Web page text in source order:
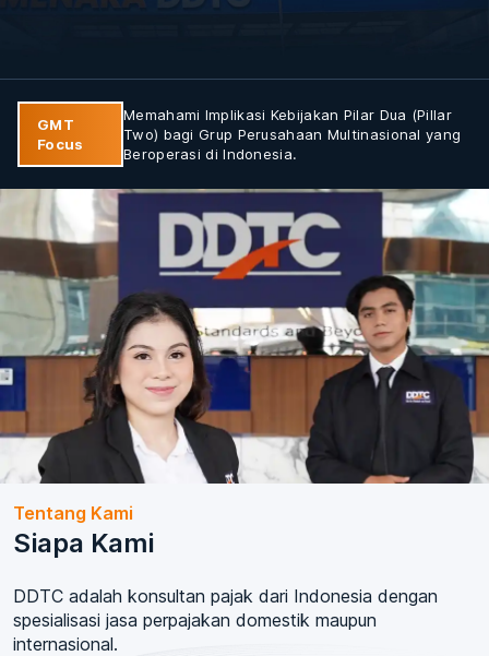
GMT
Focus
Memahami Implikasi Kebijakan Pilar Dua (Pillar
Two) bagi Grup Perusahaan Multinasional yang
Beroperasi di Indonesia.
Tentang Kami
Siapa Kami
DDTC adalah konsultan pajak dari Indonesia dengan
spesialisasi jasa perpajakan domestik maupun
internasional.